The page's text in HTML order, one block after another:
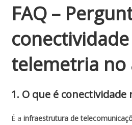
FAQ –
telemetria no
1. O que é conectividade
É ainfraestrutura de